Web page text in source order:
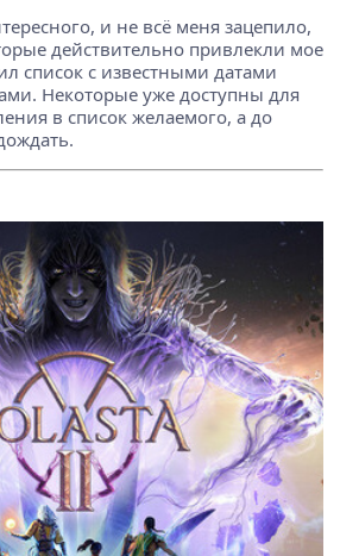
и не всё меня зацепило,
действительно привлекли мое
список с известными датами
Некоторые уже доступны для
в список желаемого, а до